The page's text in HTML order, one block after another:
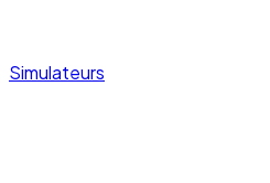
Simulateurs